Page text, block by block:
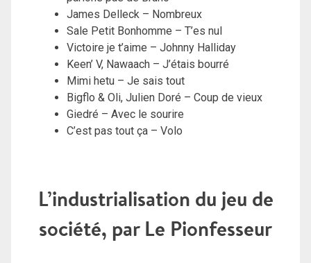
James Delleck – Nombreux
Sale Petit Bonhomme – T’es nul
Victoire je t’aime – Johnny Halliday
Keen’ V, Nawaach – J’étais bourré
Mimi hetu – Je sais tout
Bigflo & Oli, Julien Doré – Coup de vieux
Giedré – Avec le sourire
C’est pas tout ça – Volo
L’industrialisation du jeu de
société, par Le Pionfesseur